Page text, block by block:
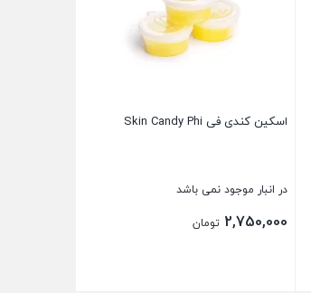
اسکین کندی فی Skin Candy Phi
در انبار موجود نمی باشد
2,750,000 تومان